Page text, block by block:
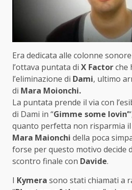
Era dedicata alle colonne
l’ottava puntata di X Factorche
l’eliminazione di Dami, ultimo
di Mara Moionchi.
La puntata prende il via con
di Dami in “Gimme some lovin’
quanto perfetta non risparmia
Mara Maionchi della poca
forse per questo motivo decide
scontro finale con Davide.
I Kymera sono stati chiamati a